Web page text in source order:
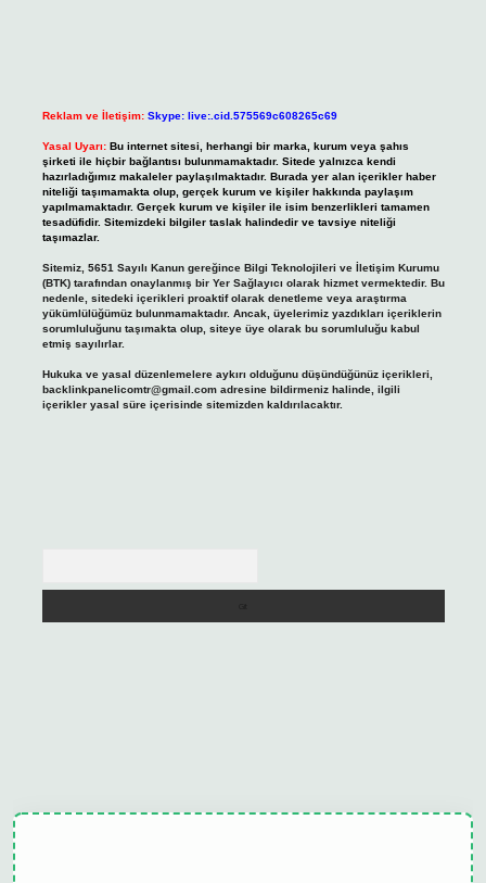
Reklam ve İletişim: Skype: live:.cid.575569c608265c69
Yasal Uyarı: Bu internet sitesi, herhangi bir marka, kurum veya şahıs
şirketi ile hiçbir bağlantısı bulunmamaktadır. Sitede yalnızca kendi
hazırladığımız makaleler paylaşılmaktadır. Burada yer alan içerikler haber
niteliği taşımamakta olup, gerçek kurum ve kişiler hakkında paylaşım
yapılmamaktadır. Gerçek kurum ve kişiler ile isim benzerlikleri tamamen
tesadüfidir. Sitemizdeki bilgiler taslak halindedir ve tavsiye niteliği
taşımazlar.
Sitemiz, 5651 Sayılı Kanun gereğince Bilgi Teknolojileri ve İletişim Kurumu
(BTK) tarafından onaylanmış bir Yer Sağlayıcı olarak hizmet vermektedir. Bu
nedenle, sitedeki içerikleri proaktif olarak denetleme veya araştırma
yükümlülüğümüz bulunmamaktadır. Ancak, üyelerimiz yazdıkları içeriklerin
sorumluluğunu taşımakta olup, siteye üye olarak bu sorumluluğu kabul
etmiş sayılırlar.
Hukuka ve yasal düzenlemelere aykırı olduğunu düşündüğünüz içerikleri,
backlinkpanelicomtr@gmail.comadresine bildirmeniz halinde, ilgili
içerikler yasal süre içerisinde sitemizden kaldırılacaktır.